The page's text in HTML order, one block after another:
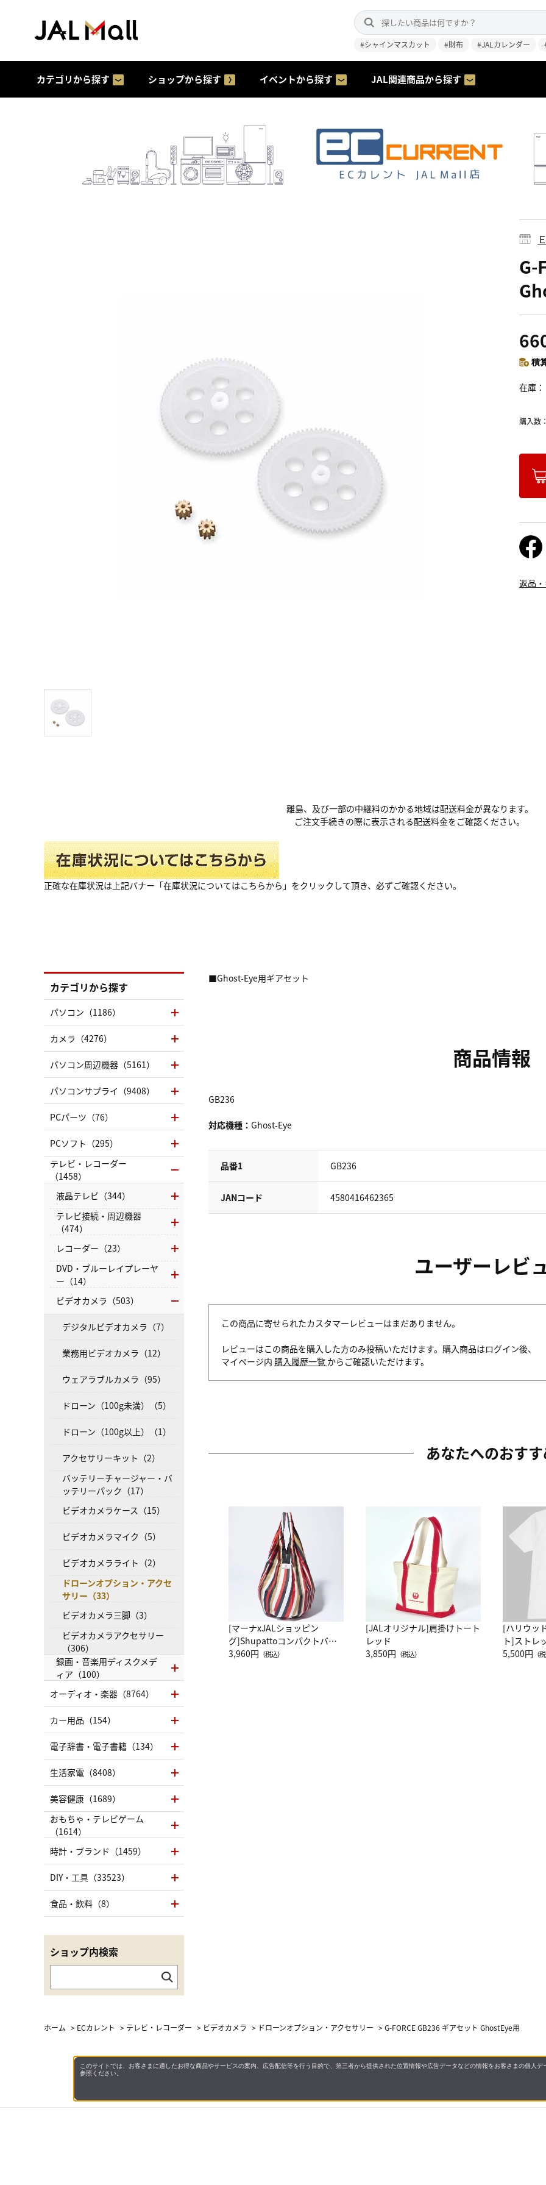
#シャインマスカット #財布 #JALカレンダー
カテゴリから探す ショップから探す イベントから探す JAL関連商品から探す
G-
積
在庫
購入数
返品
離島、及び一部の中継料のかかる地域は配送料金が異なります。
ご注文手続きの際に表示される配送料金をご確認ください。
正確な在庫状況は上記バナー「在庫状況についてはこちらから」をクリックして頂き、必ずご確認ください。
■Ghost-Eye用ギアセット
商品情報
GB236
対応機種： Ghost-Eye
品番1 GB236
JANコード 4580416462365
ユーザーレビ
この商品に寄せられたカスタマーレビューはまだありません。
レビューはこの商品を購入した方のみ投稿いただけます。購入商品はログイン後、
マイページ内 購入履歴一覧 からご確認いただけます。
あなたへのおす
[マーナxJALショッピン
グ]Shupattoコンパクトバッ
グ Drop JAL客室乗務員
3,960円 （税込）
[JALオリジナル]肩掛けトート
レッド
3,850円 （税込）
[ハリウッ
ト]ストレ
ーネック
5,500円 （
カテゴリから探す
パソコン（1186）
カメラ（4276）
パソコン周辺機器（5161）
パソコンサプライ（9408）
PCパーツ（76）
PCソフト（295）
テレビ・レコーダー
（1458）
液晶テレビ（344）
テレビ接続・周辺機器
（474）
レコーダー（23）
DVD・ブルーレイプレーヤ
ー（14）
ビデオカメラ（503）
デジタルビデオカメラ（7）
業務用ビデオカメラ（12）
ウェアラブルカメラ（95）
ドローン（100g未満）（5）
ドローン（100g以上）（1）
アクセサリーキット（2）
バッテリーチャージャー・バ
ッテリーパック（17）
ビデオカメラケース（15）
ビデオカメラマイク（5）
ビデオカメラライト（2）
ドローンオプション・アクセ
サリー（33）
ビデオカメラ三脚（3）
ビデオカメラアクセサリー
（306）
録画・音楽用ディスクメデ
ィア（100）
オーディオ・楽器（8764）
カー用品（154）
電子辞書・電子書籍（134）
生活家電（8408）
美容健康（1689）
おもちゃ・テレビゲーム
（1614）
時計・ブランド（1459）
DIY・工具（33523）
食品・飲料（8）
ショップ内検索
ホーム > ECカレント > テレビ・レコーダー > ビデオカメラ > ドローンオプション・アクセサリー >G-FORCE GB236 ギアセット GhostEye用
このサイトでは、お客さまに適したお得な商品やサービスの案内、広告配信等を行う目的で、第三者から提供された位置情報や広告データなどの情報をお客さまの個人
参照ください。